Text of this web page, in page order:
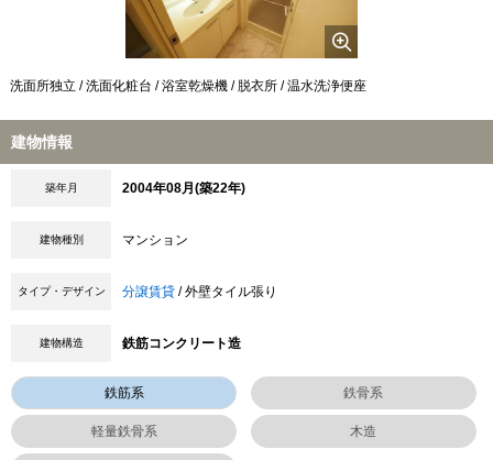
洗面所独立 / 洗面化粧台 / 浴室乾燥機 / 脱衣所 / 温水洗浄便座
建物情報
築年月 2004年08月(築22年)
建物種別 マンション
タイプ・デザイン 分譲賃貸 / 外壁タイル張り
建物構造 鉄筋コンクリート造
鉄筋系 鉄骨系
軽量鉄骨系 木造